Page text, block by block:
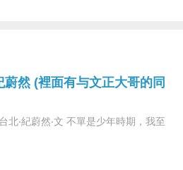
然 (裡面有与文正大哥的同
紀蔚然‧文 不單是少年時期，我至